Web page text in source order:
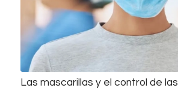
Las mascarillas y el control de las